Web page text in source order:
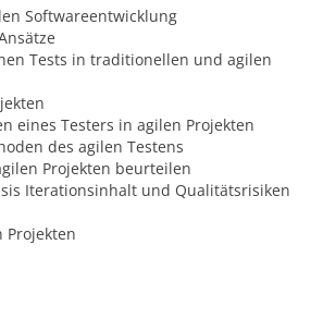
Softwareentwicklung
Tests in traditionellen und agilen
eines Testers in agilen Projekten
des agilen Testens
Projekten beurteilen
Iterationsinhalt und Qualitätsrisiken
Projekten